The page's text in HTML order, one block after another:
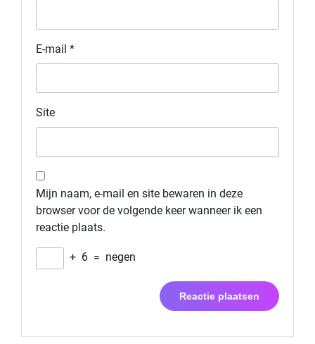
E-mail *
Site
Mijn naam, e-mail en site bewaren in deze
browser voor de volgende keer wanneer ik een
reactie plaats.
+ 6 = negen